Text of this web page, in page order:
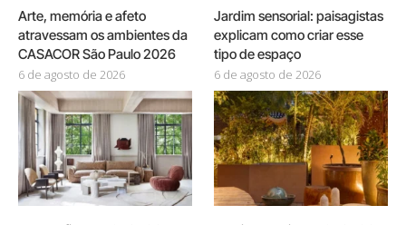
Arte, memória e afeto
atravessam os ambientes da
CASACOR São Paulo 2026
6 de agosto de 2026
Jardim sensorial: paisagistas
explicam como criar esse
tipo de espaço
6 de agosto de 2026